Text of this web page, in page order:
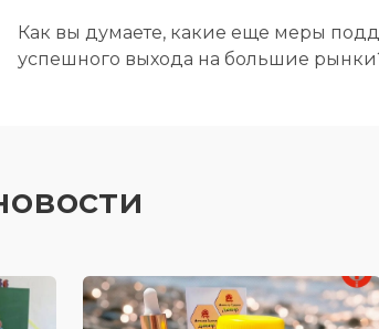
Как вы думаете, какие еще меры
успешного выхода на большие